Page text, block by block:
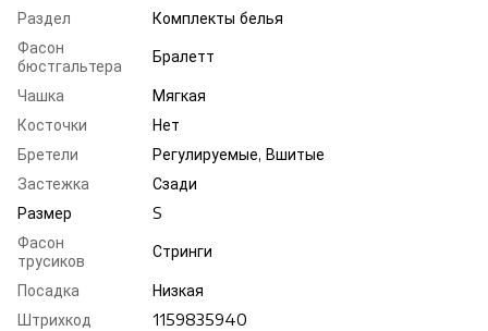
Раздел
Комплекты белья
Фасон
бюстгальтера
Бралетт
Чашка
Мягкая
Косточки
Нет
Бретели
Регулируемые, Вшитые
Застежка
Сзади
Размер
S
Фасон
трусиков
Стринги
Посадка
Низкая
Штрихкод
1159835940